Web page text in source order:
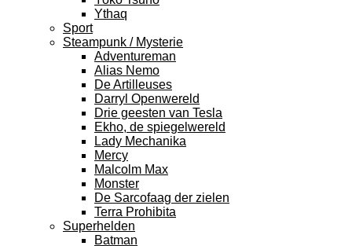
Ythaq
Sport
Steampunk / Mysterie
Adventureman
Alias Nemo
De Artilleuses
Darryl Openwereld
Drie geesten van Tesla
Ekho, de spiegelwereld
Lady Mechanika
Mercy
Malcolm Max
Monster
De Sarcofaag der zielen
Terra Prohibita
Superhelden
Batman